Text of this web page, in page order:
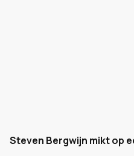
Steven Bergwijn mikt op